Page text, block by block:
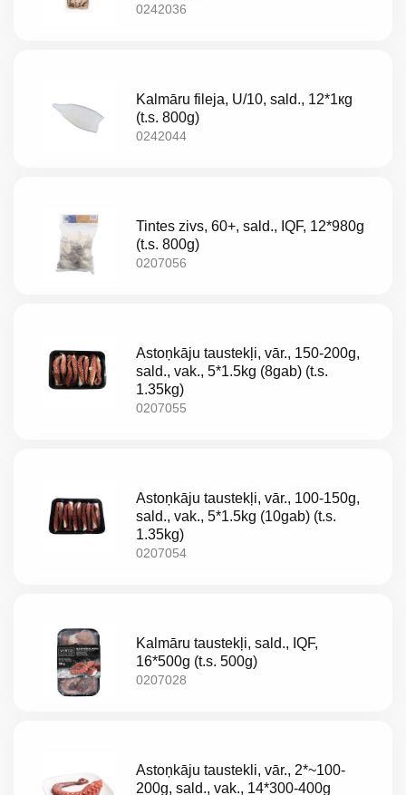
0242036
Kalmāru fileja, U/10, sald., 12*1кg
(t.s. 800g)
0242044
Tintes zivs, 60+, sald., IQF, 12*980g
(t.s. 800g)
0207056
Astoņkāju taustekļi, vār., 150-200g,
sald., vak., 5*1.5kg (8gab) (t.s.
1.35kg)
0207055
Astoņkāju taustekļi, vār., 100-150g,
sald., vak., 5*1.5kg (10gab) (t.s.
1.35kg)
0207054
Kalmāru taustekļi, sald., IQF,
16*500g (t.s. 500g)
0207028
Astoņkāju taustekli, vār., 2*~100-
200g, sald., vak., 14*300-400g